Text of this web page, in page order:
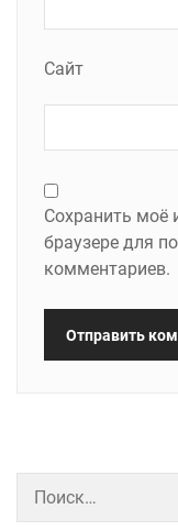
Сайт
Сохранить моё
браузере для
комментариев.